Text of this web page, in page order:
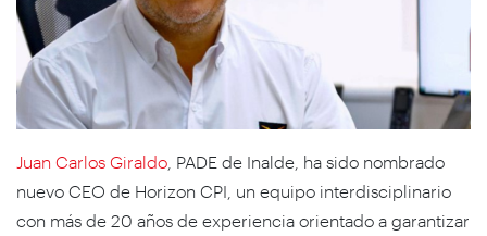
Juan Carlos Giraldo , PADE de Inalde, ha sido nombrado
nuevo CEO de Horizon CPI, un equipo interdisciplinario
con más de 20 años de experiencia orientado a garantizar